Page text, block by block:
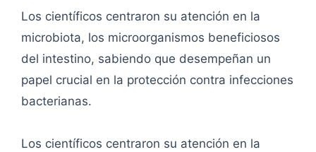
Los científicos centraron su atención en la
microbiota, los microorganismos beneficiosos
del intestino, sabiendo que desempeñan un
papel crucial en la protección contra infecciones
bacterianas.
Los científicos centraron su atención en la